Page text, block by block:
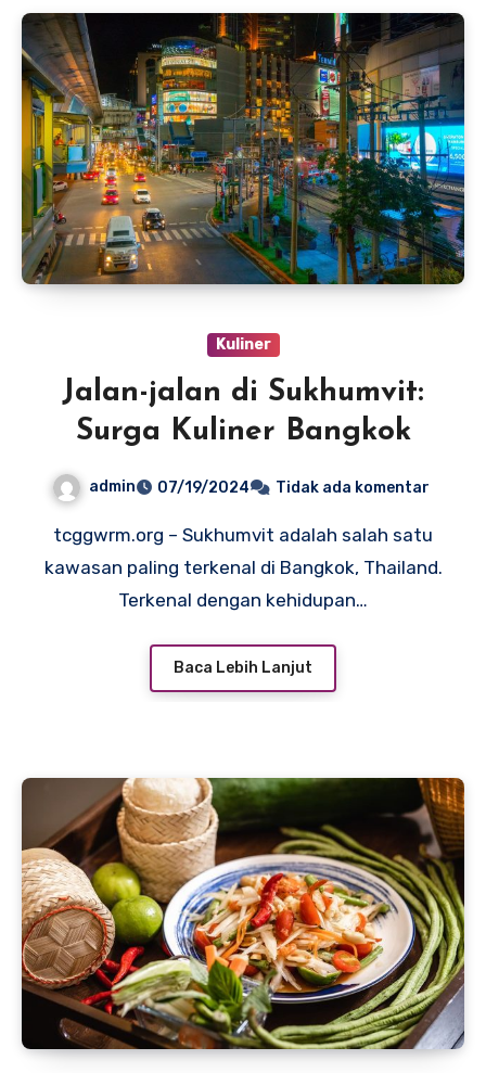
Kuliner
Jalan-jalan di Sukhumvit:
Surga Kuliner Bangkok
admin 07/19/2024 Tidak ada komentar
tcggwrm.org – Sukhumvit adalah salah satu
kawasan paling terkenal di Bangkok, Thailand.
Terkenal dengan kehidupan…
Baca Lebih Lanjut